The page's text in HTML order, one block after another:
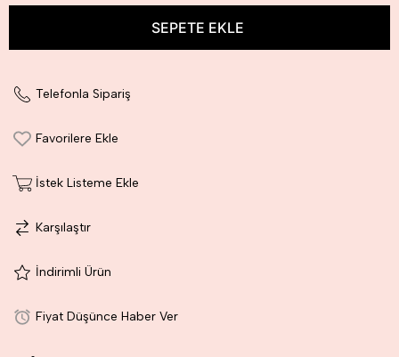
Telefonla Sipariş
Favorilere Ekle
İstek Listeme Ekle
Karşılaştır
İndirimli Ürün
Fiyat Düşünce Haber Ver